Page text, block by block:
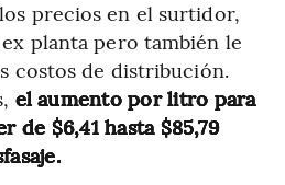
precios en el surtidor,
planta pero también le
costos de distribución.
el aumento por litro para
de $6,41 hasta $85,79